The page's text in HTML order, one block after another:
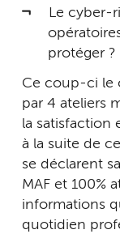
Le
protéger ?
Ce coup-ci le
par 4 ateliers
la satisfaction
à la suite de
se déclarent
MAF et 100%
informations
quotidien